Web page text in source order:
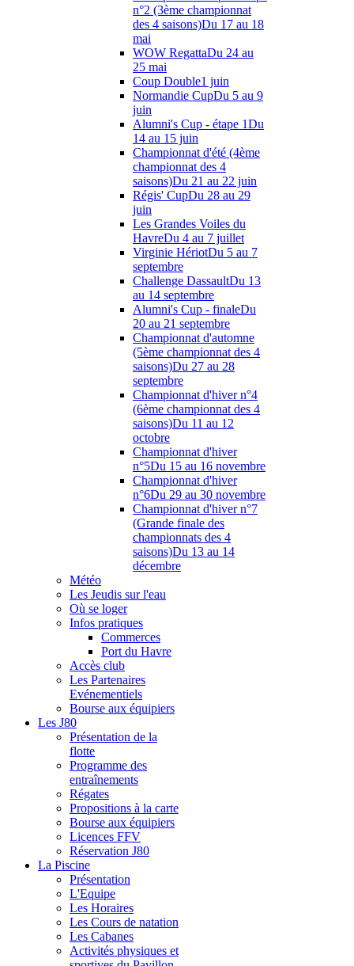
n°2 (3ème championnat
des 4 saisons)Du 17 au 18
mai
WOW RegattaDu 24 au
25 mai
Coup Double1 juin
Normandie CupDu 5 au 9
juin
Alumni's Cup - étape 1Du
14 au 15 juin
Championnat d'été (4ème
championnat des 4
saisons)Du 21 au 22 juin
Régis' CupDu 28 au 29
juin
Les Grandes Voiles du
HavreDu 4 au 7 juillet
Virginie HériotDu 5 au 7
septembre
Challenge DassaultDu 13
au 14 septembre
Alumni's Cup - finaleDu
20 au 21 septembre
Championnat d'automne
(5ème championnat des 4
saisons)Du 27 au 28
septembre
Championnat d'hiver n°4
(6ème championnat des 4
saisons)Du 11 au 12
octobre
Championnat d'hiver
n°5Du 15 au 16 novembre
Championnat d'hiver
n°6Du 29 au 30 novembre
Championnat d'hiver n°7
(Grande finale des
championnats des 4
saisons)Du 13 au 14
décembre
Météo
Les Jeudis sur l'eau
Où se loger
Infos pratiques
Commerces
Port du Havre
Accès club
Les Partenaires
Evénementiels
Bourse aux équipiers
Les J80
Présentation de la
flotte
Programme des
entraînements
Régates
Propositions à la carte
Bourse aux équipiers
Licences FFV
Réservation J80
La Piscine
Présentation
L'Equipe
Les Horaires
Les Cours de natation
Les Cabanes
Activités physiques et